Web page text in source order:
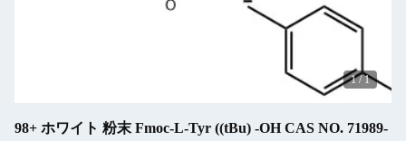
1/ 1
98+ ホワイト 粉末 Fmoc-L-Tyr ((tBu) -OH CAS NO. 71989-